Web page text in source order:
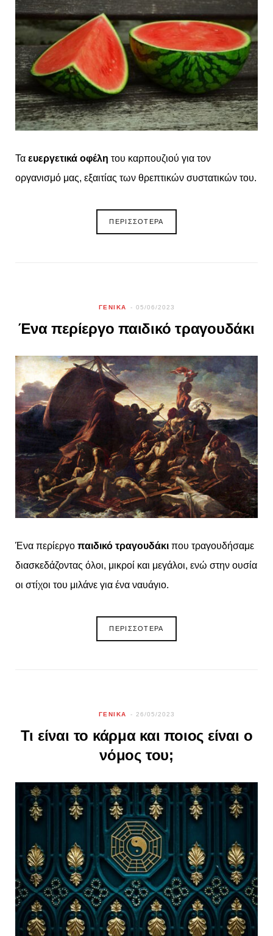
o
k
t
e
r
)
g
a
m
r
e
s
t
Τα ευεργετικά οφέλη του καρπουζιού για τον
οργανισμό μας, εξαιτίας των θρεπτικών συστατικών του.
ΠΕΡΙΣΣΟΤΕΡΑ
ΓΕΝΙΚΑ 05/06/2023
Ένα περίεργο παιδικό τραγουδάκι
Ένα περίεργο παιδικό τραγουδάκι που τραγουδήσαμε
διασκεδάζοντας όλοι, μικροί και μεγάλοι, ενώ στην ουσία
οι στίχοι του μιλάνε για ένα ναυάγιο.
ΠΕΡΙΣΣΟΤΕΡΑ
ΓΕΝΙΚΑ 26/05/2023
Τι είναι το κάρμα και ποιος είναι ο
νόμος του;